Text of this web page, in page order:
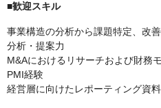
■歓迎スキル
事業構造の分析から課題特定、改
分析・提案力
M&Aにおけるリサーチおよび財務
PMI経験
経営層に向けたレポーティング資